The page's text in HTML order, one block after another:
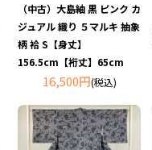
（中古）大島紬 黒 ピンク カ
ジュアル 織り ５マルキ 抽象
柄 袷 S【身丈】
156.5cm【裄丈】65cm
16,500円(税込)